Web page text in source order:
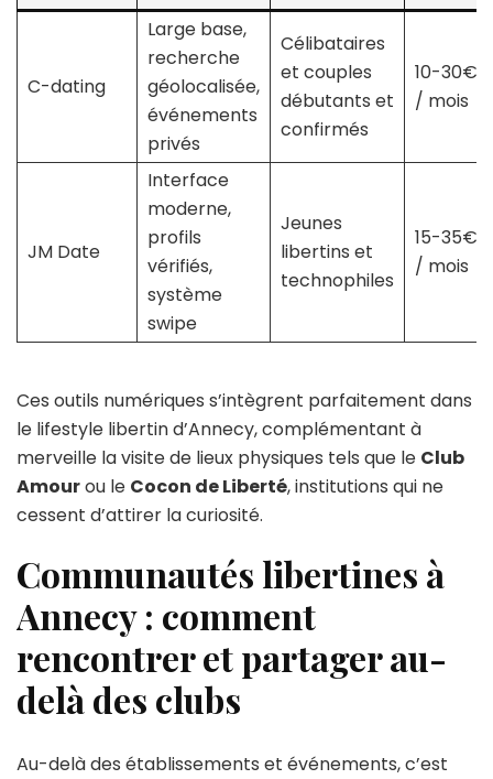
C-dating
Large base,
recherche
géolocalisée,
événements
privés
Célibataires
et couples
débutants et
confirmés
10-30€
/ mois
JM Date
Interface
moderne,
profils
vérifiés,
système
swipe
Jeunes
libertins et
technophiles
15-35€
/ mois
Ces outils numériques s’intègrent parfaitement dans
le lifestyle libertin d’Annecy, complémentant à
merveille la visite de lieux physiques tels que le Club
Amourou le Cocon de Liberté, institutions qui ne
cessent d’attirer la curiosité.
Communautés libertines à
Annecy : comment
rencontrer et partager au-
delà des clubs
Au-delà des établissements et événements, c’est